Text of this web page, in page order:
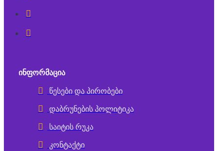
ᲘᲜᲤᲝᲠᲛᲐᲪᲘᲐ
წესები და პირობები
დაბრუნების პოლიტიკა
საიტის რუკა
კონტაქტი